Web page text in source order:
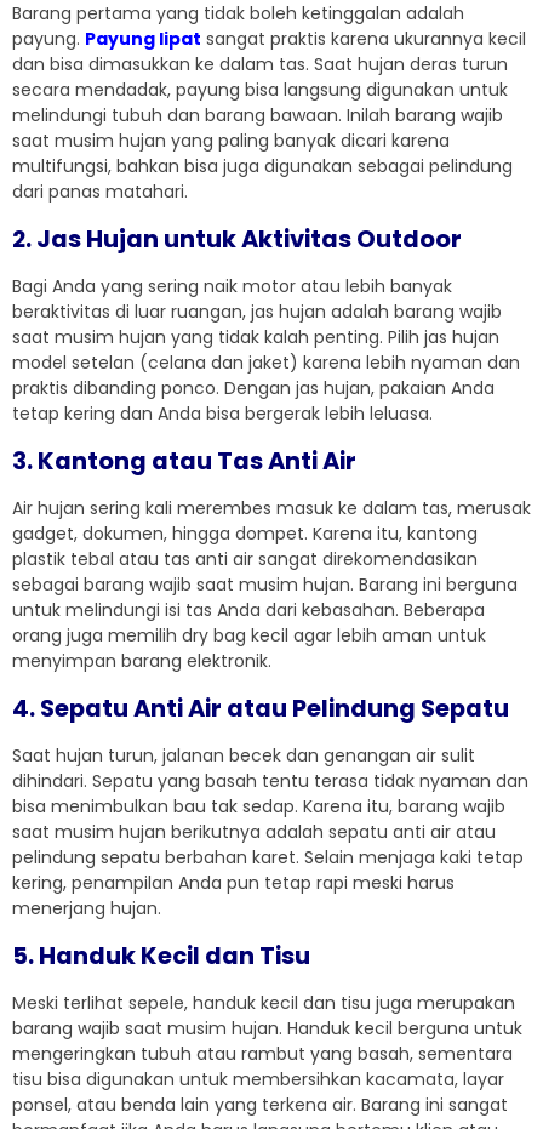
Barang pertama yang tidak boleh ketinggalan adalah
payung. Payung lipat sangat praktis karena ukurannya kecil
dan bisa dimasukkan ke dalam tas. Saat hujan deras turun
secara mendadak, payung bisa langsung digunakan untuk
melindungi tubuh dan barang bawaan. Inilah barang wajib
saat musim hujan yang paling banyak dicari karena
multifungsi, bahkan bisa juga digunakan sebagai pelindung
dari panas matahari.
2. Jas Hujan untuk Aktivitas Outdoor
Bagi Anda yang sering naik motor atau lebih banyak
beraktivitas di luar ruangan, jas hujan adalah barang wajib
saat musim hujan yang tidak kalah penting. Pilih jas hujan
model setelan (celana dan jaket) karena lebih nyaman dan
praktis dibanding ponco. Dengan jas hujan, pakaian Anda
tetap kering dan Anda bisa bergerak lebih leluasa.
3. Kantong atau Tas Anti Air
Air hujan sering kali merembes masuk ke dalam tas, merusak
gadget, dokumen, hingga dompet. Karena itu, kantong
plastik tebal atau tas anti air sangat direkomendasikan
sebagai barang wajib saat musim hujan. Barang ini berguna
untuk melindungi isi tas Anda dari kebasahan. Beberapa
orang juga memilih dry bag kecil agar lebih aman untuk
menyimpan barang elektronik.
4. Sepatu Anti Air atau Pelindung Sepatu
Saat hujan turun, jalanan becek dan genangan air sulit
dihindari. Sepatu yang basah tentu terasa tidak nyaman dan
bisa menimbulkan bau tak sedap. Karena itu, barang wajib
saat musim hujan berikutnya adalah sepatu anti air atau
pelindung sepatu berbahan karet. Selain menjaga kaki tetap
kering, penampilan Anda pun tetap rapi meski harus
menerjang hujan.
5. Handuk Kecil dan Tisu
Meski terlihat sepele, handuk kecil dan tisu juga merupakan
barang wajib saat musim hujan. Handuk kecil berguna untuk
mengeringkan tubuh atau rambut yang basah, sementara
tisu bisa digunakan untuk membersihkan kacamata, layar
ponsel, atau benda lain yang terkena air. Barang ini sangat